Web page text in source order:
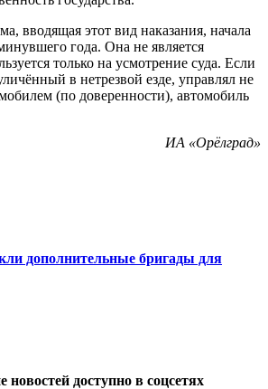
вводящая этот вид наказания, начала
года. Она не является
только на усмотрение суда. Если
в нетрезвой езде, управлял не
(по доверенности), автомобиль
ИА «Орёлград»
дополнительные бригады для
новостей доступно в соцсетях